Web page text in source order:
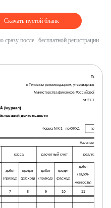
Скачать пустой бланк
сразу после бесплатной регистрации
к Типовым рекомендациям, утвержденным
Министерства финансов Российской
от 21.12.98 г. N
(журнал)
деятельности
Форма N К-1 по ОКУД 0720310
Наличие и
касса расчетный счет реализация
дебет
(приход)
кредит
(расход)
дебет
(приход)
кредит
(расход)
дебет
(задол-
женность)
7 8 9 10 11